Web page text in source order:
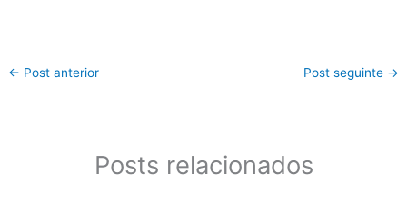
← Post anterior Post seguinte →
Posts relacionados